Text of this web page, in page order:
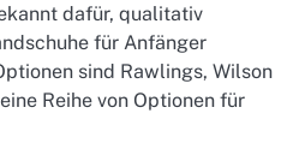
dafür, qualitativ
für Anfänger
sind Rawlings, Wilson
Reihe von Optionen für